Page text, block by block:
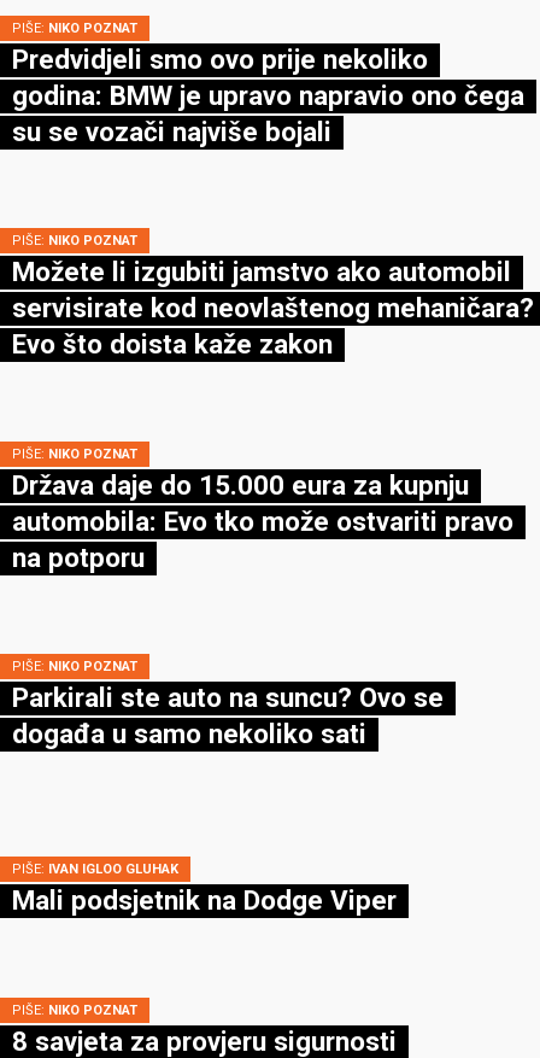
PIŠE: NIKO POZNAT
Predvidjeli smo ovo prije nekoliko
godina: BMW je upravo napravio ono čega
su se vozači najviše bojali
PIŠE: NIKO POZNAT
Možete li izgubiti jamstvo ako automobil
servisirate kod neovlaštenog mehaničara?
Evo što doista kaže zakon
PIŠE: NIKO POZNAT
Država daje do 15.000 eura za kupnju
automobila: Evo tko može ostvariti pravo
na potporu
PIŠE: NIKO POZNAT
Parkirali ste auto na suncu? Ovo se
događa u samo nekoliko sati
PIŠE: IVAN IGLOO GLUHAK
Mali podsjetnik na Dodge Viper
PIŠE: NIKO POZNAT
8 savjeta za provjeru sigurnosti